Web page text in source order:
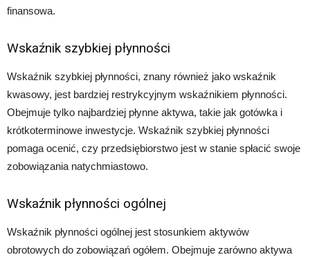
finansowa.
Wskaźnik szybkiej płynności
Wskaźnik szybkiej płynności, znany również jako wskaźnik
kwasowy, jest bardziej restrykcyjnym wskaźnikiem płynności.
Obejmuje tylko najbardziej płynne aktywa, takie jak gotówka i
krótkoterminowe inwestycje. Wskaźnik szybkiej płynności
pomaga ocenić, czy przedsiębiorstwo jest w stanie spłacić swoje
zobowiązania natychmiastowo.
Wskaźnik płynności ogólnej
Wskaźnik płynności ogólnej jest stosunkiem aktywów
obrotowych do zobowiązań ogółem. Obejmuje zarówno aktywa